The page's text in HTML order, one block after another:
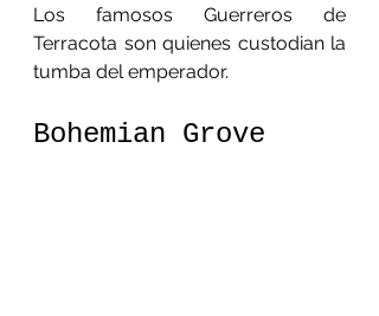
Los famosos Guerreros de
Terracota son quienes custodian la
tumba del emperador.
Bohemian Grove